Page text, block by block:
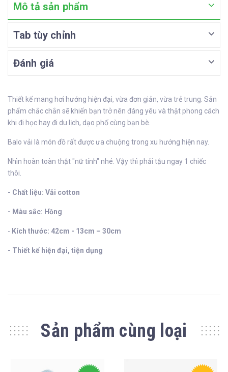
Mô tả sản phẩm
Tab tùy chỉnh
Đánh giá
Thiết kế mang hơi hướng hiện đại, vừa đơn giản, vừa trẻ trung. Sản
phẩm chắc chắn sẽ khiến bạn trở nên đáng yêu và thật phong cách
khi đi học hay đi du lịch, dạo phố cùng bạn bè.
Balo vải là món đồ rất được ưa chuộng trong xu hướng hiện nay.
Nhìn hoàn toàn thật "nữ tính" nhé. Vậy thì phải tậu ngay 1 chiếc
thôi.
- Chất liệu: Vải cotton
- Màu sắc: Hồng
- Kích thước: 42cm - 13cm – 30cm
- Thiết kế hiện đại, tiện dụng
Sản phẩm cùng loại